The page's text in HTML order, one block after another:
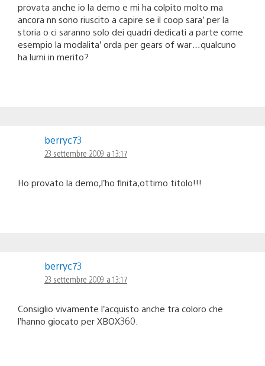
provata anche io la demo e mi ha colpito molto ma
ancora nn sono riuscito a capire se il coop sara’ per la
storia o ci saranno solo dei quadri dedicati a parte come
esempio la modalita’ orda per gears of war…qualcuno
ha lumi in merito?
berryc73
23 settembre 2009 a 13:17
Ho provato la demo,l’ho finita,ottimo titolo!!!
berryc73
23 settembre 2009 a 13:17
Consiglio vivamente l’acquisto anche tra coloro che
l’hanno giocato per XBOX360.